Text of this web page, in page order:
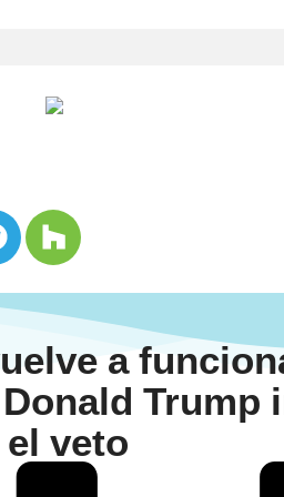
a
Trump
veto